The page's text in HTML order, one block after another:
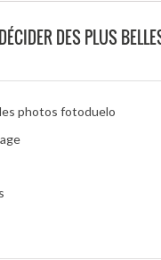
DES PLUS
photos fotoduelo